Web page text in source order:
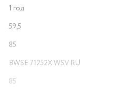
1 год
59,5
85
BWSE 71252X WSV RU
85